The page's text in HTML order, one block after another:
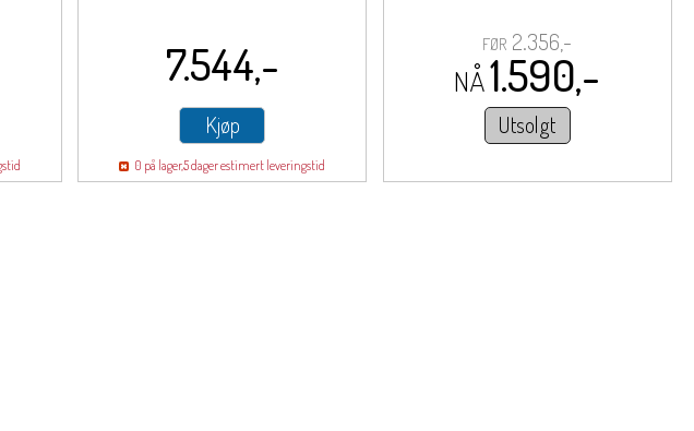
7.544,-
Kjøp
0 på lager,5 dager estimert leveringstid
FØR 2.356,-
NÅ1.590,-
Utsolgt